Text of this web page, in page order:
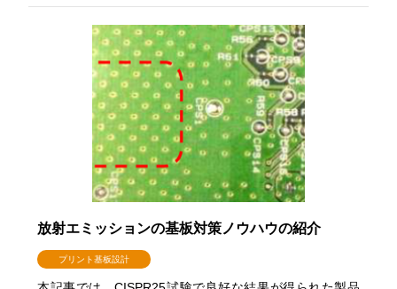
放射エミッションの基板対策ノウハウの紹介
プリント基板設計